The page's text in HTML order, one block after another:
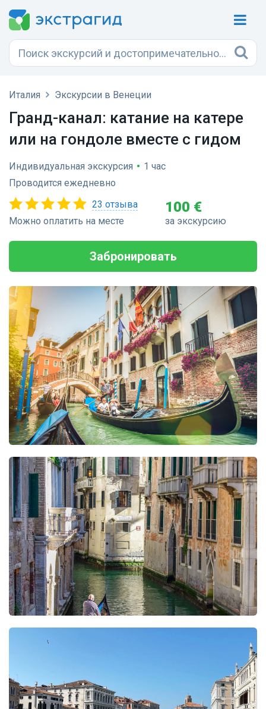
Италия Экскурсии в Венеции
Гранд-канал: катание на катере
или на гондоле вместе с гидом
Индивидуальная экскурсия • 1 час
Проводится ежедневно
23 отзыва
Можно оплатить на месте
100 €
за экскурсию
Забронировать